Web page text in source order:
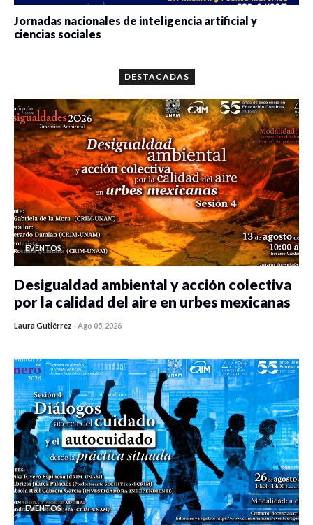
Jornadas nacionales de inteligencia artificial y
ciencias sociales
DESTACADAS
EVENTOS
Desigualdad ambiental y acción colectiva
por la calidad del aire en urbes mexicanas
Laura Gutiérrez -Ago 05, 2026
EVENTOS